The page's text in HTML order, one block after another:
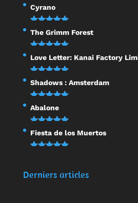
Note5.00
sur 5
Cyrano
Note5.00
sur 5
The Grimm Forest
Note 5.00
sur 5
Love Letter: Kanai Factory
Note5.00
sur 5
Shadows : Amsterdam
Note5.00
sur 5
Abalone
Note5.00
sur 5
Fiesta de los Muertos
Derniers articles